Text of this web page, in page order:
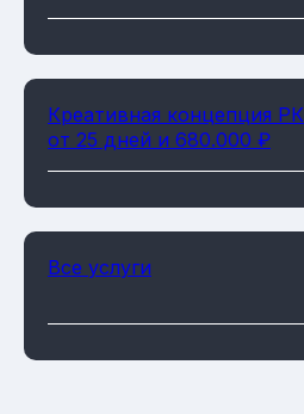
Креативная концепция РК
от 25 дней и 680.000 ₽
Все услуги